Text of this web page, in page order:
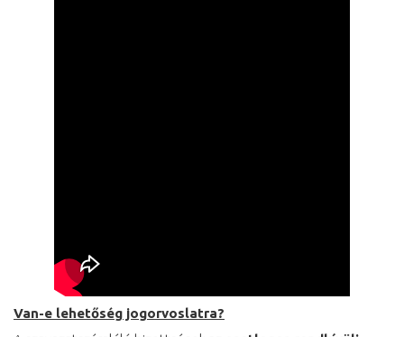
Van-e lehetőség jogorvoslatra?